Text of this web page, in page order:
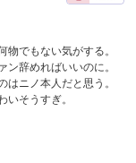
でもない気がする。
辞めればいいのに。
ニノ本人だと思う。
いそうすぎ。